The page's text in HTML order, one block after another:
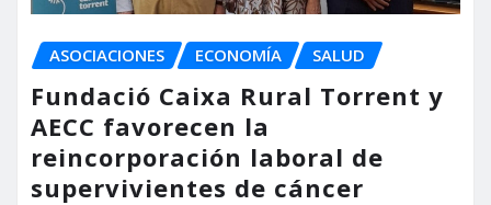
ASOCIACIONES ECONOMÍA SALUD
Fundació Caixa Rural Torrent y
AECC favorecen la
reincorporación laboral de
supervivientes de cáncer